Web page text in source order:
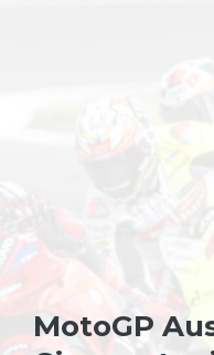
MotoGP